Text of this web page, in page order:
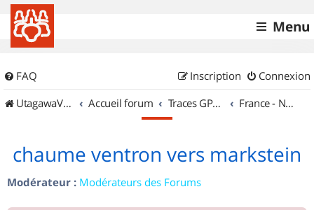
Menu
FAQ Connexion
Inscription
UtagawaVTT (Randos VTT et VTTAE avec traces GPS)
Accueil forum Traces GPS de randos VTT France - Nord Est
chaume ventron vers markstein
Modérateur : Modérateurs des Forums